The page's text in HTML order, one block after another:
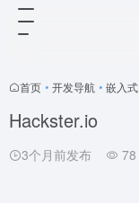
首页 • 开发导航 • 嵌入式
Hackster.io
3个月前发布 78